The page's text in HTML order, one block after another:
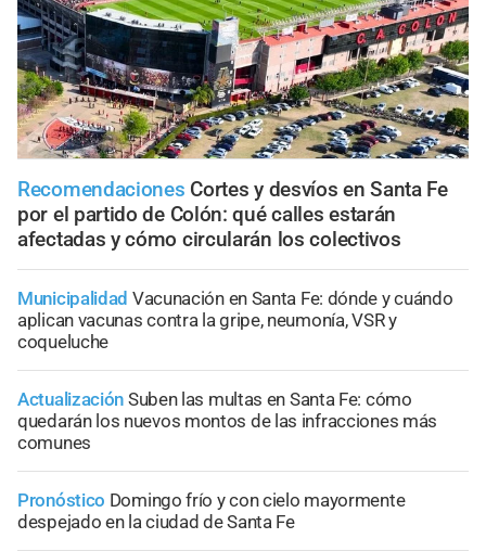
Recomendaciones Cortes y desvíos en Santa Fe
por el partido de Colón: qué calles estarán
afectadas y cómo circularán los colectivos
Municipalidad Vacunación en Santa Fe: dónde y cuándo
aplican vacunas contra la gripe, neumonía, VSR y
coqueluche
Actualización Suben las multas en Santa Fe: cómo
quedarán los nuevos montos de las infracciones más
comunes
Pronóstico Domingo frío y con cielo mayormente
despejado en la ciudad de Santa Fe